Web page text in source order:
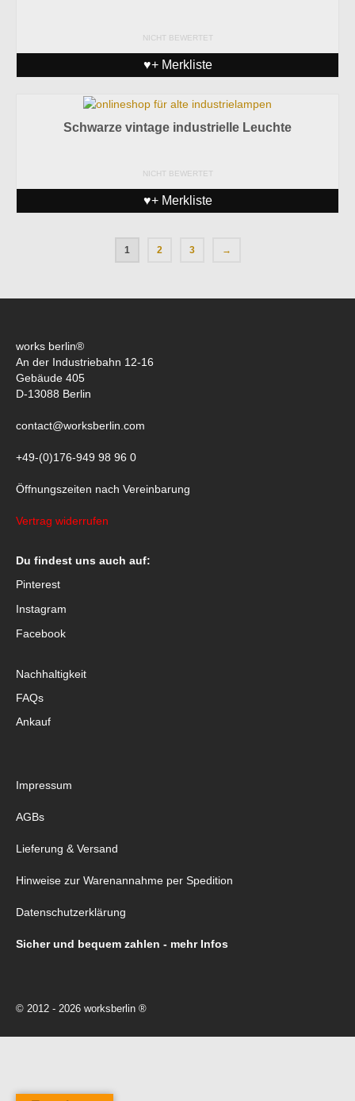
NICHT BEWERTET
♥+ Merkliste
Schwarze vintage industrielle Leuchte
NICHT BEWERTET
♥+ Merkliste
1 2 3 →
works berlin®
An der Industriebahn 12-16
Gebäude 405
D-13088 Berlin
contact@worksberlin.com
+49-(0)176-949 98 96 0
Öffnungszeiten nach Vereinbarung
Vertrag widerrufen
Du findest uns auch auf:
Pinterest
Instagram
Facebook
Nachhaltigkeit
FAQs
Ankauf
Impressum
AGBs
Lieferung & Versand
Hinweise zur Warenannahme per Spedition
Datenschutzerklärung
Sicher und bequem zahlen - mehr Infos
© 2012 - 2026 worksberlin ®